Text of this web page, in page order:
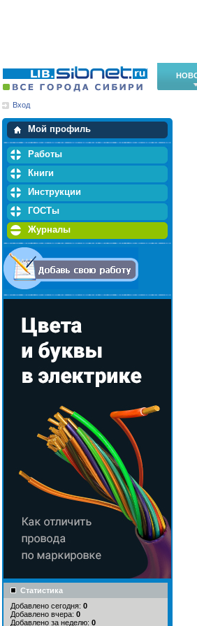
Вход
Мой профиль
Мои закладки
Работы
Книги
Инструкции
ГОСТы
Журналы
Статистика
Добавлено сегодня: 0
Добавлено вчера: 0
Добавлено за неделю: 0